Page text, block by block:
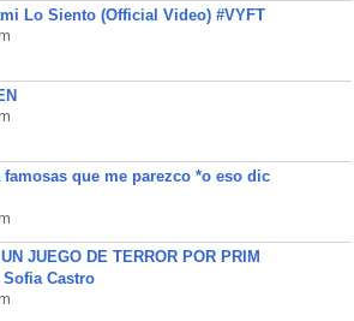
Lo Siento (Official Video) #VYFT
que me parezco *o eso dic
JUEGO DE TERROR POR PRIM
Sofia Castro